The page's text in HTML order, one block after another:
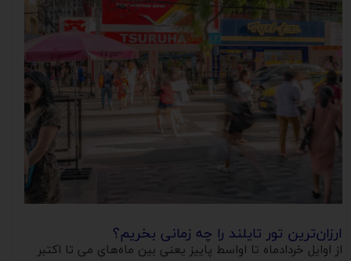
ارزان‌ترین تور تایلند را چه زمانی بخریم؟
از اوایل خردادماه تا اواسط پاییز یعنی بین ماه‌های می تا اکتبر